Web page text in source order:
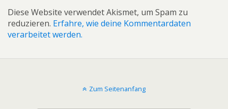
Diese Website verwendet Akismet, um Spam zu
reduzieren. Erfahre, wie deine Kommentardaten
verarbeitet werden.
Zum Seitenanfang